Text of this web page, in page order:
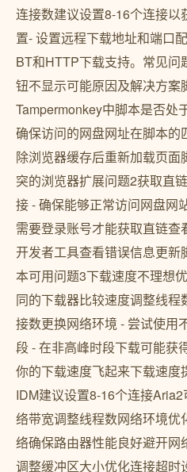
连接数建议设置8-16个连接
置- 设置远程下载地址和端口
BT和HTTP下载支持。常见问
钮不显示可能原因及解决方案
Tampermonkey中脚本是否处
确保访问的网盘网址在脚本的
除浏览器缓存后重新加载页面
突的浏览器扩展问题2获取直
接 - 确保能够正常访问网盘网
需要登录账号才能获取直链
开发者工具查看错误信息更新
本可用问题3下载速度不理想
同的下载器比较速度调整线
接数更换网络环境 - 尝试使用
段 - 在非高峰时段下载可能获
你的下载速度飞起来下载速度
IDM建议设置8-16个连接
络带宽调整线程数网络环境优
络确保路由器性能良好避开
调整缓冲区大小优化连接超时